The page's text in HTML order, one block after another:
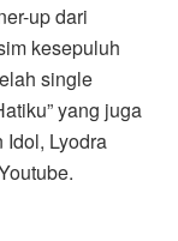
up dari
kesepuluh
single
yang juga
Lyodra